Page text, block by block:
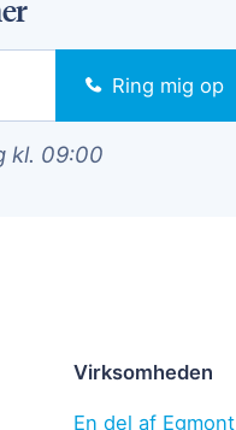
Ring mig op
kl. 09:00
Virksomheden
En del af Egmont